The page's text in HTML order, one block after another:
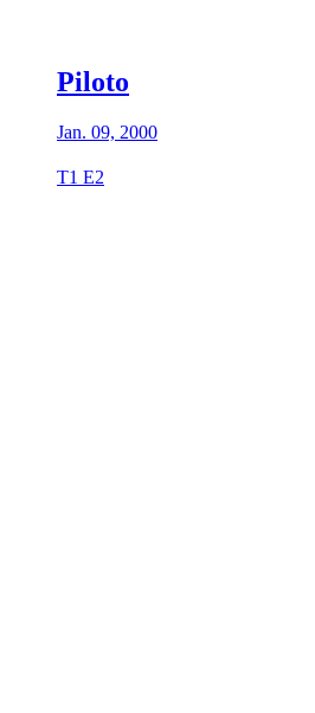
Piloto
Jan. 09, 2000
T1 E2